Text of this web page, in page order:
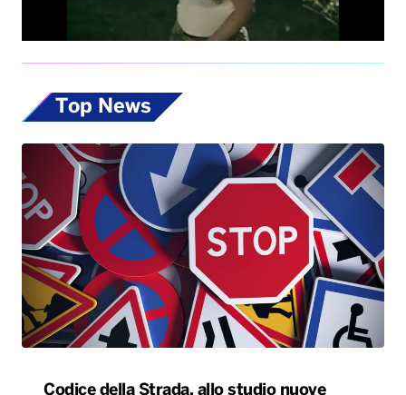
Top News
Codice della Strada, allo studio nuove